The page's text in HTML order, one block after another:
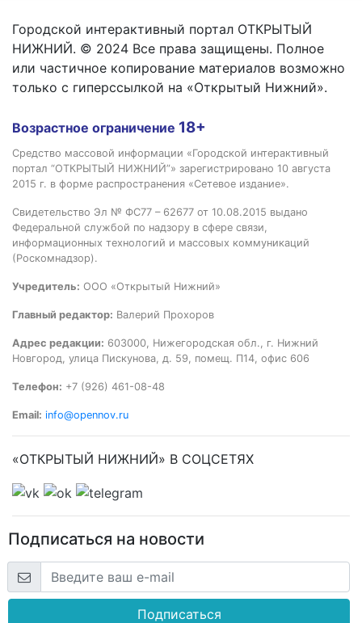
Городской интерактивный портал ОТКРЫТЫЙ
НИЖНИЙ. © 2024 Все права защищены. Полное
или частичное копирование материалов возможно
только с гиперссылкой на «Открытый Нижний».
Возрастное ограничение 18+
Средство массовой информации «Городской интерактивный
портал “ОТКРЫТЫЙ НИЖНИЙ”» зарегистрировано 10 августа
2015 г. в форме распространения «Сетевое издание».
Свидетельство Эл № ФС77 – 62677 от 10.08.2015 выдано
Федеральной службой по надзору в сфере связи,
информационных технологий и массовых коммуникаций
(Роскомнадзор).
Учредитель: ООО «Открытый Нижний»
Главный редактор: Валерий Прохоров
Адрес редакции: 603000, Нижегородская обл., г. Нижний
Новгород, улица Пискунова, д. 59, помещ. П14, офис 606
Телефон: +7 (926) 461-08-48
Email: info@opennov.ru
«ОТКРЫТЫЙ НИЖНИЙ» В СОЦСЕТЯХ
Подписаться на новости
Подписаться